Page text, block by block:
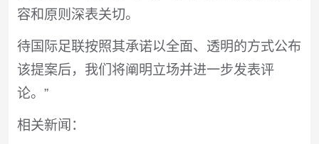
容和原则深表关切。
待国际足联按照其承诺以全面、透明的方式公布
该提案后，我们将阐明立场并进一步发表评
论。”
相关新闻：